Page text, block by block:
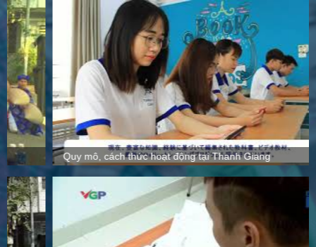
Quy mô, cách thức hoạt động tại Thanh Giang